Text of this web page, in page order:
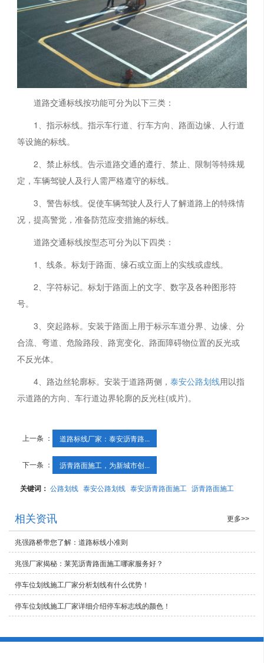
道路交通标线按功能可分为以下三类：
1、指示标线。指示车行道、行车方向、路面边缘、人行道
等设施的标线。
2、禁止标线。告示道路交通的遵行、禁止、限制等特殊规
定，车辆驾驶人及行人需严格遵守的标线。
3、警告标线。促使车辆驾驶人及行人了解道路上的特殊情
况，提高警觉，准备防范应变措施的标线。
道路交通标线按型态可分为以下四类：
1、线条。标划于路面、缘石或立面上的实线或虚线。
2、字符标记。标划于路面上的文字、数字及各种图形符
号。
3、突起路标。安装于路面上用于标示车道分界、边缘、分
合流、弯道、危险路段、路宽变化、路面障碍物位置的反光或
不反光体。
4、路边丝轮廓标。安装于道路两侧，泰安公路划线用以指
示道路的方向、车行道边界轮廓的反光柱(或片)。
上一条 ： 道路标线厂家：泰安沥青路...
下一条 ： 沥青路面施工，为新城市创...
关键词：公路划线 泰安公路划线 泰安沥青路面施工 沥青路面施工
相关资讯 更多>>
兆强路桥带您了解：道路标线小准则
兆强厂家揭秘：莱芜沥青路面施工哪家服务好？
停车位划线施工厂家分析划线有什么优势！
停车位划线施工厂家详细介绍停车标志线的颜色！